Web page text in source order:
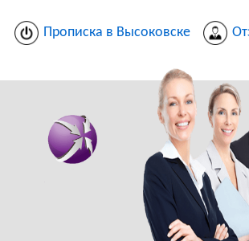
Прописка в Высоковске